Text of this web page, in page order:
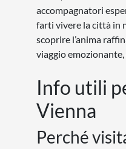
accompagnatori
farti vivere la città in
scoprire l’anima
viaggio
Info utili
Vienna
Perché